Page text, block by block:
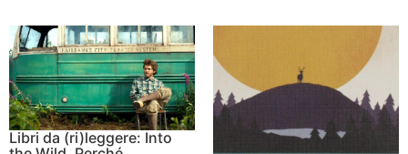
Libri da (ri)leggere: Into